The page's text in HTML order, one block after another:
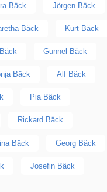
Bäck Jörgen Bäck
Bäck Kurt Bäck
Gunnel Bäck
Bäck Alf Bäck
Pia Bäck
Rickard Bäck
Bäck Georg Bäck
Josefin Bäck